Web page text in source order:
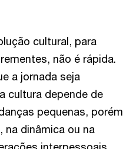
cultural, para
não é rápida.
a jornada seja
cultura depende de
pequenas, porém
na dinâmica ou na